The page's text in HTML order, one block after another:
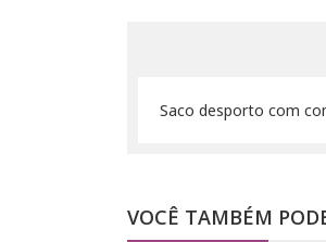
Saco desporto com
VOCÊ TAMBÉM